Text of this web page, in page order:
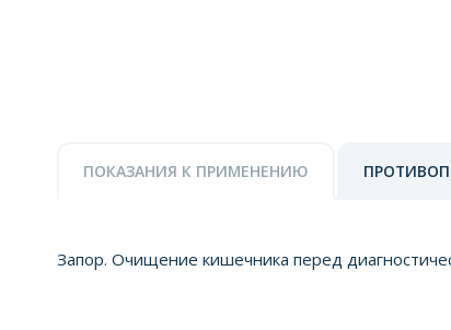
ПОКАЗАНИЯ К ПРИМЕНЕНИЮ
Запор. Очищение кишечника перед